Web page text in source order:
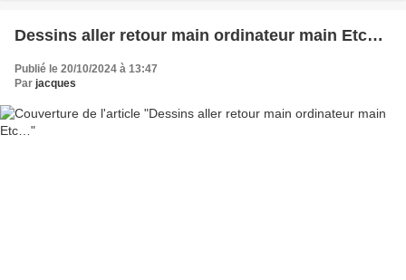
Dessins aller retour main ordinateur main Etc…
Publié le 20/10/2024 à 13:47
Par jacques